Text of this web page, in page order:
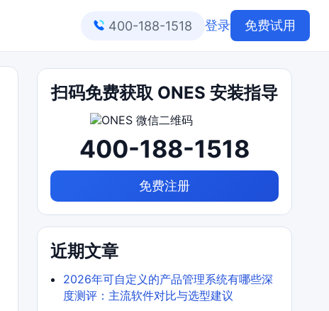
400-188-1518 登录 免费试用
扫码免费获取 ONES 安装指导
400-188-1518
免费注册
近期文章
2026年可自定义的产品管理系统有哪些深
度测评：主流软件对比与选型建议